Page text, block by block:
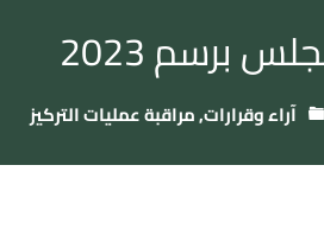
برسم 2023
آراء وقرارات,مراقبة عمليات التركيز